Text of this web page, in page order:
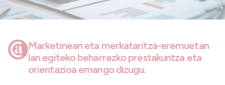
Marketinean eta merkataritza-eremuetan
lan egiteko beharrezko prestakuntza eta
orientazioa emango dizugu.